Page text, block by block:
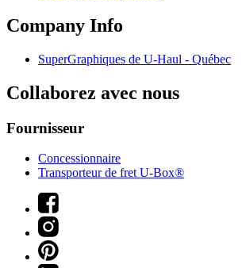
Company Info
SuperGraphiques de U-Haul - Québec
Collaborez avec nous
Fournisseur
Concessionnaire
Transporteur de fret U-Box®